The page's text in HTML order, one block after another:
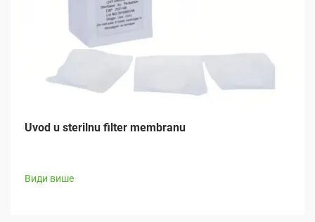
Uvod u sterilnu filter membranu
Види више